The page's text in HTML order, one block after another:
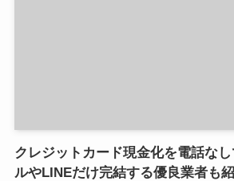
クレジットカード現金化を電話な
ルやLINEだけ完結する優良業者も